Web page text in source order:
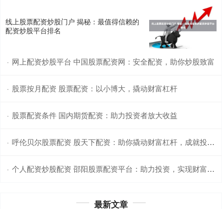
线上股票配资炒股门户 揭秘：最值得信赖的
配资炒股平台排名
· 网上配资炒股平台 中国股票配资网：安全配资，助你炒股致富
· 股票按月配资 股票配资：以小博大，撬动财富杠杆
· 股票配资条件 国内期货配资：助力投资者放大收益
· 呼伦贝尔股票配资 股天下配资：助你撬动财富杠杆，成就投资梦想
· 个人配资炒股配资 邵阳股票配资平台：助力投资，实现财富梦想
最新文章